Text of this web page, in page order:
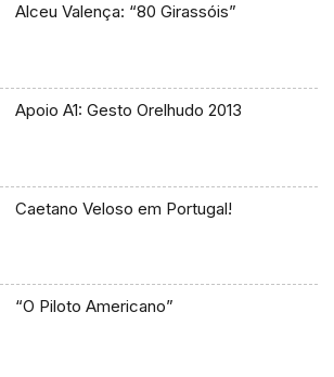
Alceu Valença: “80 Girassóis”
Apoio A1: Gesto Orelhudo 2013
Caetano Veloso em Portugal!
“O Piloto Americano”